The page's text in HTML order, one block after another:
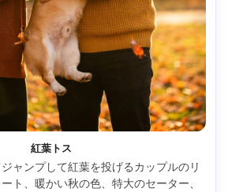
紅葉トス
ャンプして紅葉を投げるカップルのリ
ト、暖かい秋の色、特大のセーター、